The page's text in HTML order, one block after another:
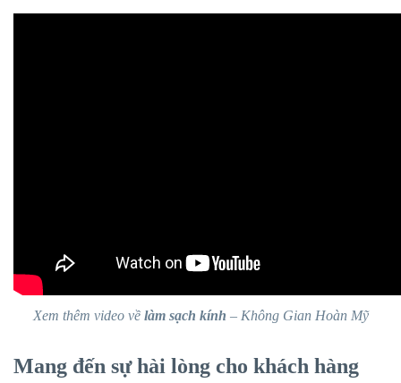
Xem thêm video về làm sạch kính – Không Gian Hoàn Mỹ
Mang đến sự hài lòng cho khách hàng